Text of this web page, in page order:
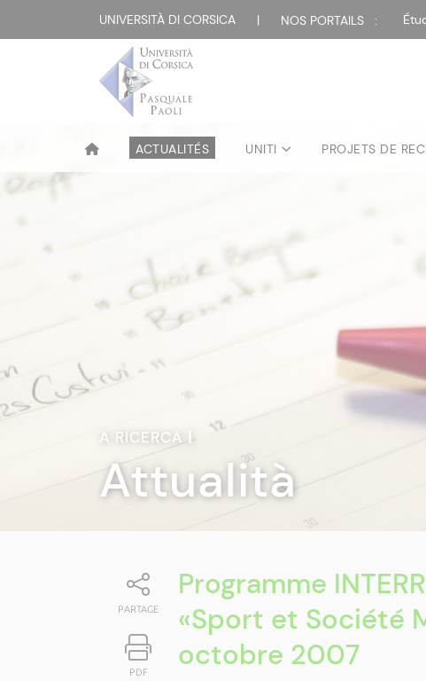
UNIVERSITÀ DI CORSICA | NOS PORTAILS :
ACTUALITÉS UNITI PROJETS DE
A RICERCA|
Attualità
PARTAGE
PDF
Programme
«Sport et Société
octobre 2007